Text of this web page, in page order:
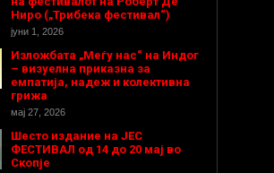
Ниро („Трибека фестивал“)
јуни 1, 2026
Изложбата „Меѓу нас“ на Индог
– визуелна приказна за
емпатија, надеж и колективна
грижа
мај 27, 2026
Шесто издание на ЈЕС
ФЕСТИВАЛ од 14 до 20 мај во
Скопје